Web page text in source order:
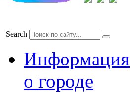
Search
Информация
о городе